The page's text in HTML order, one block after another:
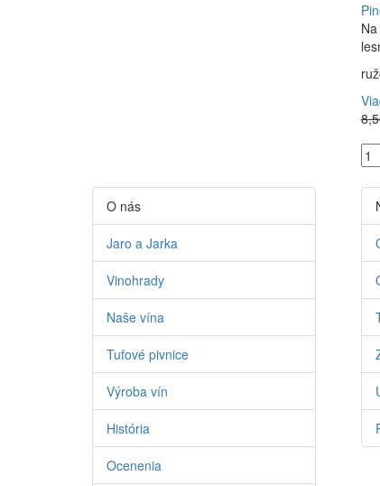
O nás
Jaro a Jarka
Vinohrady
Naše vína
Tufové pivnice
Výroba vín
História
Ocenenia